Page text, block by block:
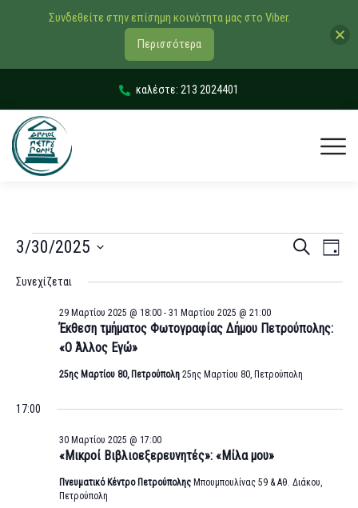
καλέστε: 213 2024401
Views
Αναζήτηση
Day
3/30/2025
date.
Συνεχίζεται
Έκθεση τμήματος Φωτογραφίας Δήμου Πετρούπολης:
«Ο Άλλος Εγώ»
29 Μαρτίου 2025 @ 18:00- 31 Μαρτίου 2025 @ 21:00
25ης Μαρτίου 80, Πετρούπολη 25ης Μαρτίου 80, Πετρούπολη
17:00
«Μικροί Βιβλιοεξερευνητές»: «Μίλα μου»
30 Μαρτίου 2025 @ 17:00
Πνευματικό Κέντρο Πετρούπολης Μπουμπουλίνας 59 & Αθ. Διάκου,
Πετρούπολη
Συνδεθείτε στην επίσημη κοινότητα μας στο Viber.
Περισσότερα